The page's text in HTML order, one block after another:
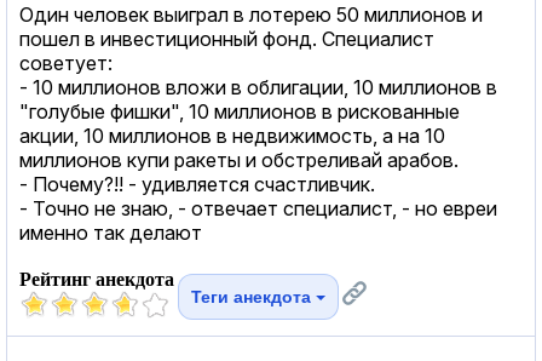
Один человек выиграл в лотерею 50 миллионов и
пошел в инвестиционный фонд. Специалист
советует:
- 10 миллионов вложи в облигации, 10 миллионов в
"голубые фишки", 10 миллионов в рискованные
акции, 10 миллионов в недвижимость, а на 10
миллионов купи ракеты и обстреливай арабов.
- Почему?!! - удивляется счастливчик.
- Точно не знаю, - отвечает специалист, - но евреи
именно так делают
Рейтинг анекдота
Теги анекдота